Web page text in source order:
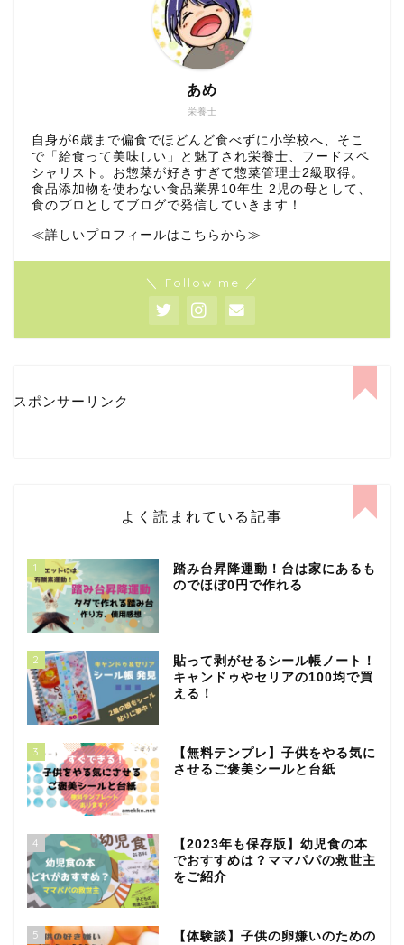
栄養士
あめ
自身が6歳まで偏食でほどんど食べずに小学校へ、そこ
で「給食って美味しい」と魅了され栄養士、フードスペ
シャリスト。お惣菜が好きすぎて惣菜管理士2級取得。
食品添加物を使わない食品業界10年生 2児の母として、
食のプロとしてブログで発信していきます！
≪詳しいプロフィールはこちらから≫
＼ Follow me ／
スポンサーリンク
よく読まれている記事
1
踏み台昇降運動！台は家にあるも
のでほぼ0円で作れる
2
貼って剥がせるシール帳ノート！
キャンドゥやセリアの100均で買
える！
3
【無料テンプレ】子供をやる気に
させるご褒美シールと台紙
4
【2023年も保存版】幼児食の本
でおすすめは？ママパパの救世主
をご紹介
5
【体験談】子供の卵嫌いのための